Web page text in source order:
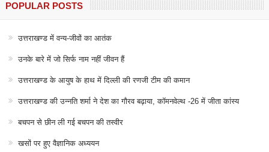
POPULAR POSTS
उत्तराखण्ड में वन्य-जीवों का आतंक
उनके बारे में जो सिर्फ नाम नहीं जीवन हैं
उत्तराखण्ड के आयुष के हाथ में दिल्ली की रणजी टीम की कमान
उत्तराखण्ड की उन्नति शर्मा ने देश का गौरव बढ़ाया, कॉमनवेल्थ -26 में जीता कांस्य
बचपन से छीन ली गई बचपन की तस्वीर
खसों पर हुए वैज्ञानिक अध्ययन